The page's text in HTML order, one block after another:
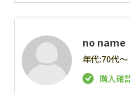
no name
年代:70代～